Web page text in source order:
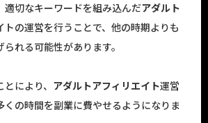
適切なキーワードを組み込んだアダルト
トの運営を行うことで、他の時期よりも
れる可能性があります。
により、 アダルトアフィリエイト運営
くの時間を副業に費やせるようになりま